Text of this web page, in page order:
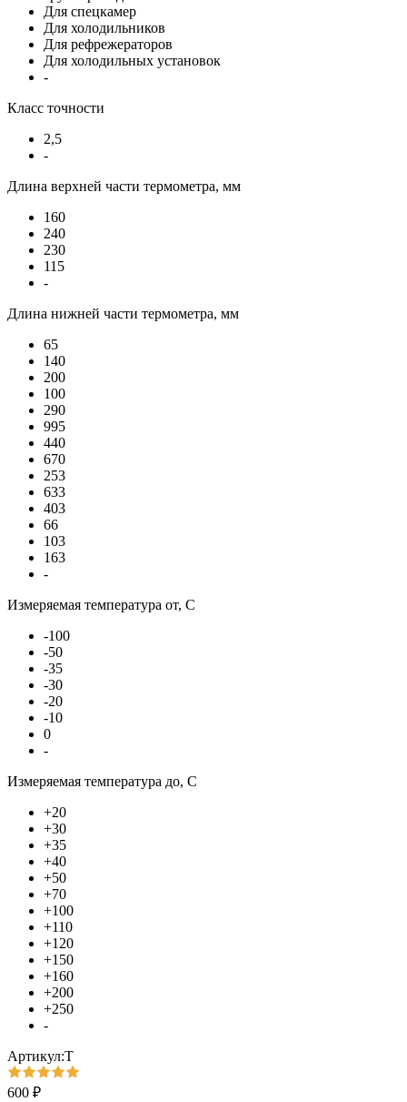
Для спецкамер
Для холодильников
Для рефрежераторов
Для холодильных установок
-
Класс точности
2,5
-
Длина верхней части термометра, мм
160
240
230
115
-
Длина нижней части термометра, мм
65
140
200
100
290
995
440
670
253
633
403
66
103
163
-
Измеряемая температура от, С
-100
-50
-35
-30
-20
-10
0
-
Измеряемая температура до, С
+20
+30
+35
+40
+50
+70
+100
+110
+120
+150
+160
+200
+250
-
Артикул:Т
600 ₽